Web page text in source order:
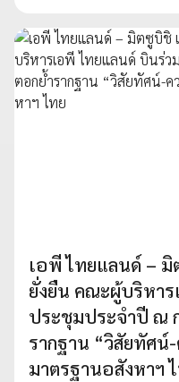
เอพี ไทยแลนด์ –
ยั่งยืน คณะผู้บริหา
ประชุมประจำปี ณ
รากฐาน “วิสัยทัศน์
มาตรฐานอสังหาฯ